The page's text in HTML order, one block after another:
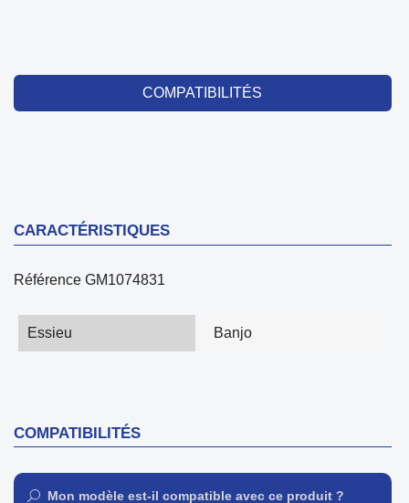
COMPATIBILITÉS
CARACTÉRISTIQUES
Référence GM1074831
Essieu Banjo
COMPATIBILITÉS
Mon modèle est-il compatible avec ce produit ?